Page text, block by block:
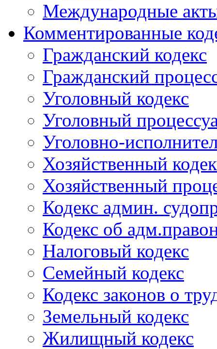
Международные
Комментированные
Гражданский кодекс
Гражданский
Уголовный кодекс
Уголовный
Уголовно-
Хозяйственный
Хозяйственный
Кодекс админ.
Кодекс об
Налоговый кодекс
Семейный кодекс
Кодекс законов о
Земельный кодекс
Жилищный кодекс